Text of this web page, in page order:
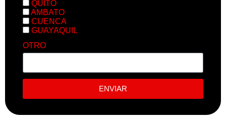
QUITO
AMBATO
CUENCA
GUAYAQUIL
OTRO
ENVIAR